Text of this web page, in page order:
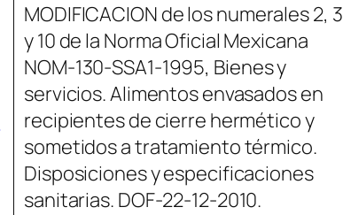
MODIFICACION de los numerales 2, 3
y 10 de la Norma Oficial Mexicana
NOM-130-SSA1-1995, Bienes y
servicios. Alimentos envasados en
recipientes de cierre hermético y
sometidos a tratamiento térmico.
Disposiciones y especificaciones
sanitarias. DOF-22-12-2010.